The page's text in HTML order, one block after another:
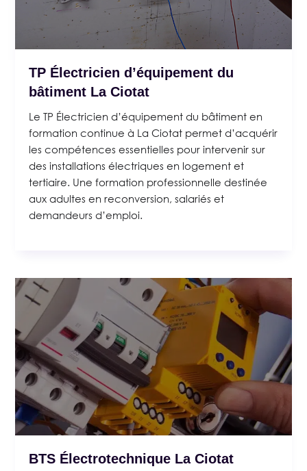
TP Électricien d’équipement du
bâtiment La Ciotat
Le TP Électricien d’équipement du bâtiment en
formation continue à La Ciotat permet d’acquérir
les compétences essentielles pour intervenir sur
des installations électriques en logement et
tertiaire. Une formation professionnelle destinée
aux adultes en reconversion, salariés et
demandeurs d’emploi.
BTS Électrotechnique La Ciotat